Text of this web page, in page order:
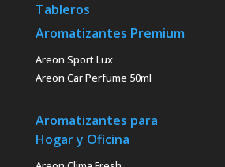
Tableros
Aromatizantes Premium
Areon Sport Lux
Areon Car Perfume 50ml
Aromatizantes para
Hogar y Oficina